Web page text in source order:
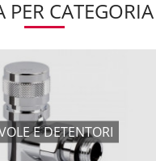
PER CATEGORIA
E DETENTORI